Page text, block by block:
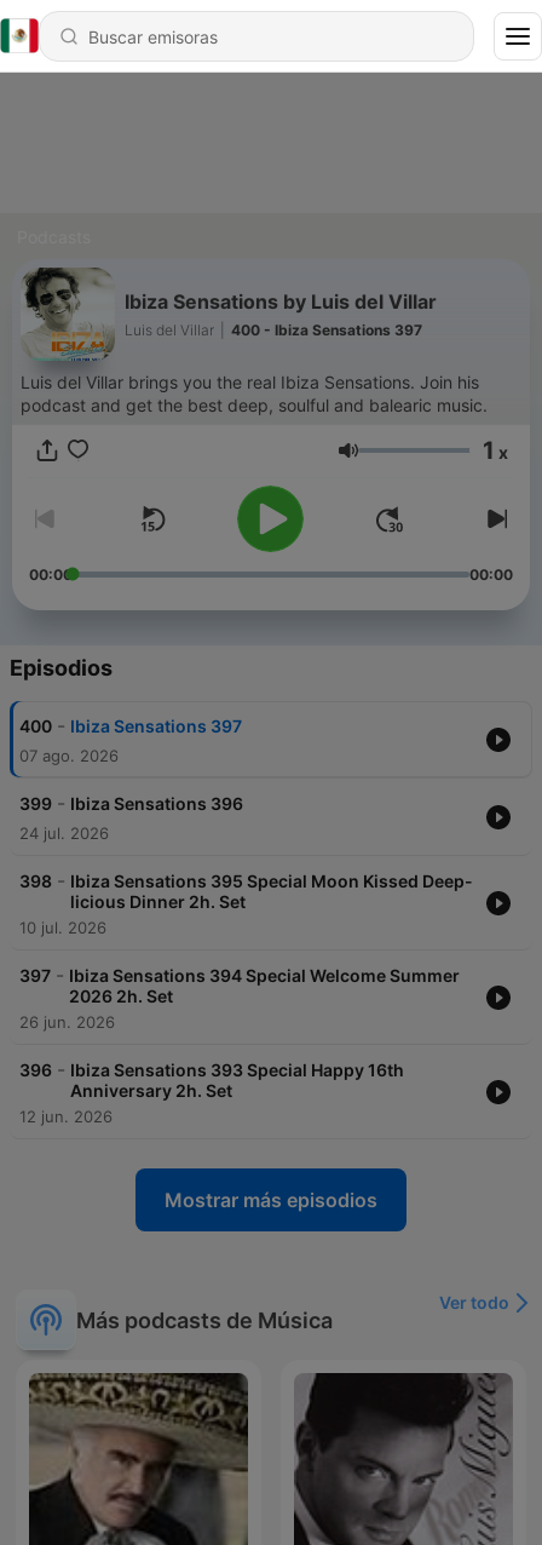
Ibiza Sensations by Luis del Villar
Luis del Villar 400 - Ibiza Sensations 397
Luis del Villar brings you the real Ibiza Sensations. Join his
podcast and get the best deep, soulful and balearic music.
Volumen 1 x
00:00 00:00
Episodios
400 - Ibiza Sensations 397
07 ago. 2026
399 - Ibiza Sensations 396
24 jul. 2026
398 - Ibiza Sensations 395 Special Moon Kissed Deep-
licious Dinner 2h. Set
10 jul. 2026
397 - Ibiza Sensations 394 Special Welcome Summer
2026 2h. Set
26 jun. 2026
396 - Ibiza Sensations 393 Special Happy 16th
Anniversary 2h. Set
12 jun. 2026
Mostrar más episodios
Más podcasts de Música
Ver todo